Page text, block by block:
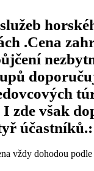
.Cena
I zde však
účastníků.:
vždy dohodou